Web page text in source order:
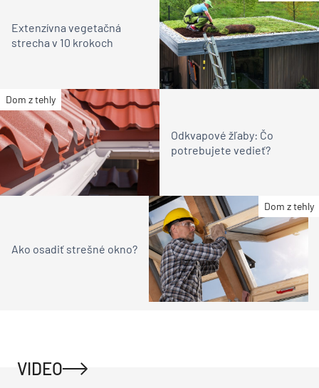
Extenzívna vegetačná
strecha v 10 krokoch
Dom z tehly
Odkvapové žľaby: Čo
potrebujete vedieť?
Dom z tehly
Ako osadiť strešné okno?
VIDEO